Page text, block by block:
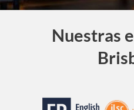
Nuestras